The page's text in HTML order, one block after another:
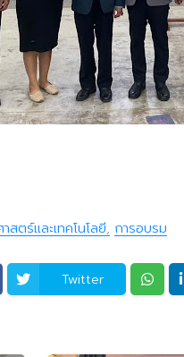
สตร์และเทคโนโลยี การอบรม
Twitter